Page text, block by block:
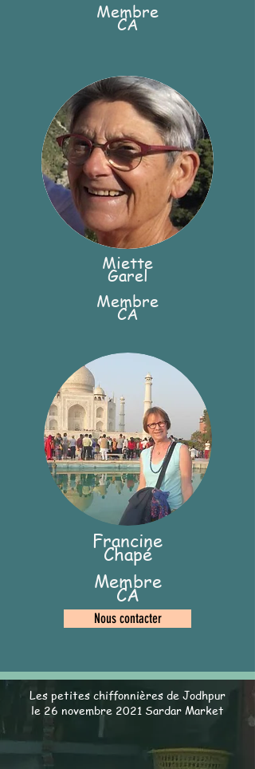
Membre
CA
Miette
Garel
Membre
CA
Francine
Chapé
Membre
CA
Nous contacter
Les petites chiffonnières de Jodhpur
le 26 novembre 2021 Sardar Market